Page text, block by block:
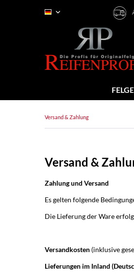
Deutsch
Versand & Zahlung
Versand &
Zahlung und Versand
Es gelten folgende
Die Lieferung der Ware
Versandkosten (inklusive
Lieferungen im Inland